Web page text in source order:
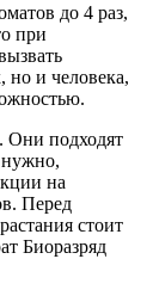
до 4 раз,
при
но и человека,
Они подходят
нужно,
на
Перед
стоит
Биоразряд